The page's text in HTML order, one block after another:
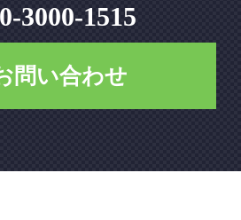
3000-1515
問い合わせ